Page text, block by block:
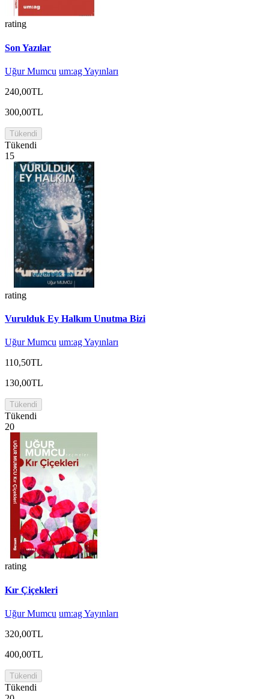
rating
Son Yazılar
Uğur Mumcu um:ag Yayınları
240,00TL
300,00TL
Tükendi
Tükendi
15
rating
Vurulduk Ey Halkım Unutma Bizi
Uğur Mumcu um:ag Yayınları
110,50TL
130,00TL
Tükendi
Tükendi
20
rating
Kır Çiçekleri
Uğur Mumcu um:ag Yayınları
320,00TL
400,00TL
Tükendi
Tükendi